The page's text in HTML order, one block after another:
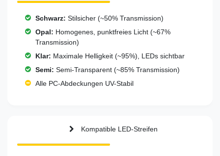
Schwarz: Stilsicher (~50% Transmission)
Opal: Homogenes, punktfreies Licht (~67%
Transmission)
Klar: Maximale Helligkeit (~95%), LEDs sichtbar
Semi: Semi-Transparent (~85% Transmission)
Alle PC-Abdeckungen UV-Stabil
Kompatible LED-Streifen